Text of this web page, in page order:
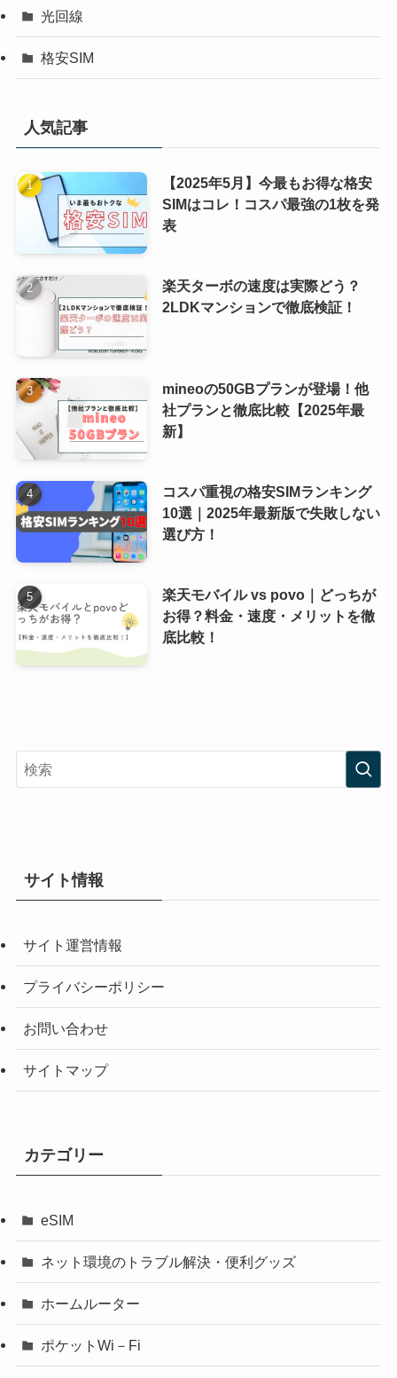
光回線
格安SIM
人気記事
【2025年5月】今最もお得な格安
SIMはコレ！コスパ最強の1枚を発
表
楽天ターボの速度は実際どう？
2LDKマンションで徹底検証！
mineoの50GBプランが登場！他
社プランと徹底比較【2025年最
新】
コスパ重視の格安SIMランキング
10選｜2025年最新版で失敗しない
選び方！
楽天モバイル vs povo｜どっちが
お得？料金・速度・メリットを徹
底比較！
サイト情報
サイト運営情報
プライバシーポリシー
お問い合わせ
サイトマップ
カテゴリー
eSIM
ネット環境のトラブル解決・便利グッズ
ホームルーター
ポケットWi－Fi